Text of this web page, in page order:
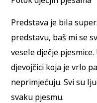
Predstava je bila
predstavu, baš mi se
vesele dječje
djevojčici koja je vrlo
neprimjećuju. Svi su
svaku pjesmu.